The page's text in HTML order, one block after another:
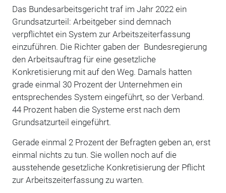
Das Bundesarbeitsgericht traf im Jahr 2022 ein
Grundsatzurteil: Arbeitgeber sind demnach
verpflichtet ein System zur Arbeitszeiterfassung
einzuführen. Die Richter gaben der Bundesregierung
den Arbeitsauftrag für eine gesetzliche
Konkretisierung mit auf den Weg. Damals hatten
grade einmal 30 Prozent der Unternehmen ein
entsprechendes System eingeführt, so der Verband.
44 Prozent haben die Systeme erst nach dem
Grundsatzurteil eingeführt.
Gerade einmal 2 Prozent der Befragten geben an, erst
einmal nichts zu tun. Sie wollen noch auf die
ausstehende gesetzliche Konkretisierung der Pflicht
zur Arbeitszeiterfassung zu warten.